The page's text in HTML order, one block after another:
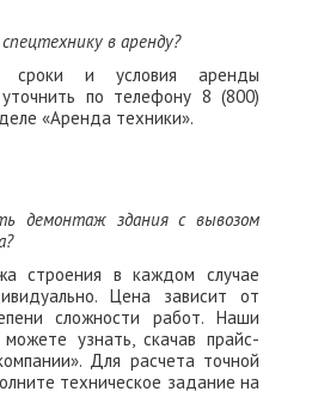
в аренду?
и условия аренды
по телефону 8 (800)
«Аренда техники».
демонтаж здания с вывозом
строения в каждом случае
Цена зависит от
сложности работ. Наши
узнать, скачав прайс-
Для расчета точной
техническое задание на